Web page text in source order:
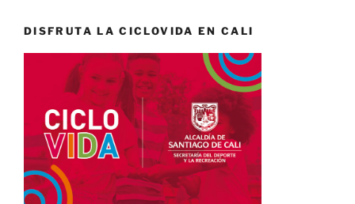
DISFRUTA LA CICLOVIDA EN CALI